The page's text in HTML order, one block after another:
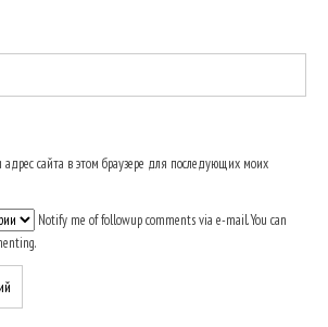
сайта в этом браузере для последующих моих
Notify me of followup comments via e-mail. You can